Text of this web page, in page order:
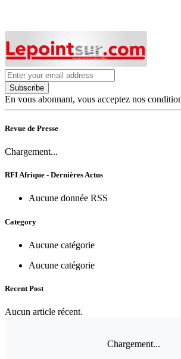
Subscribe
En vous abonnant, vous acceptez nos
Revue de Presse
Chargement...
RFI Afrique - Dernières Actus
Aucune donnée RSS
Category
Aucune catégorie
Aucune catégorie
Recent Post
Aucun article récent.
Chargement...